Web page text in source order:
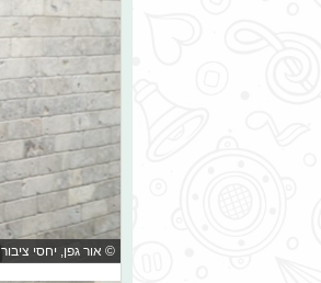
© אור גפן, יחסי ציבור